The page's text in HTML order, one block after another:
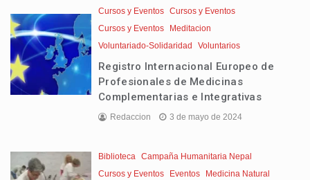
Cursos y Eventos Cursos y Eventos
Cursos y Eventos
Meditacion
Voluntariado-Solidaridad
Voluntarios
Registro Internacional Europeo de
Profesionales de Medicinas
Complementarias e Integrativas
Redaccion 3 de mayo de 2024
Biblioteca Campaña Humanitaria Nepal
Cursos y Eventos
Eventos Medicina Natural